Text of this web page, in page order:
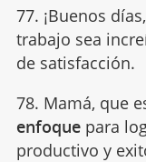
77. ¡Buenos días,
trabajo sea
de satisfacción.
78. Mamá, que
enfoquepara
productivo y